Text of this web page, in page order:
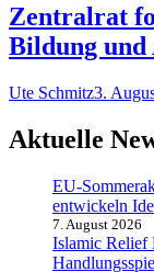
Zentralrat
Bildung
Ute Schmitz3.
Aktuelle
EU-
entwickeln
7. August 2026
Islamic Relief